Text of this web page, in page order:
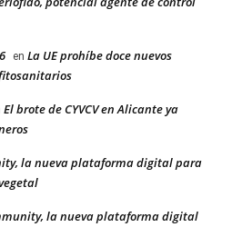
en La UE prohíbe doce nuevos
El brote de CYVCV en Alicante ya
la nueva plataforma digital para
la nueva plataforma digital